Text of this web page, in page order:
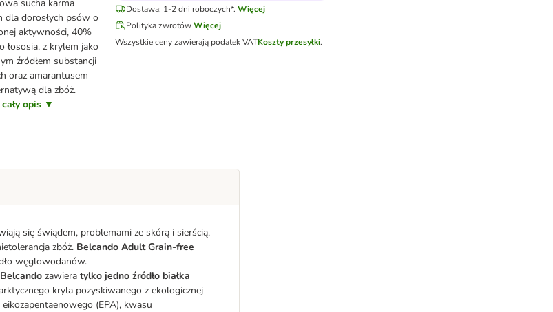
sucha karma
dla dorosłych psów o
aktywności, 40%
łososia, z krylem jako
źródłem substancji
oraz amarantusem
dla zbóż.
opis ▼
Dostawa: 1-2 dni roboczych*. Więcej
Polityka zwrotów Więcej
Wszystkie ceny zawierają podatek VATKoszty przesyłki.
się świądem, problemami ze skórą i sierścią,
zbóż. Belcando Adult Grain-free
węglowodanów.
Belcando zawiera tylko jedno źródło białka
kryla pozyskiwanego z ekologicznej
(EPA), kwasu